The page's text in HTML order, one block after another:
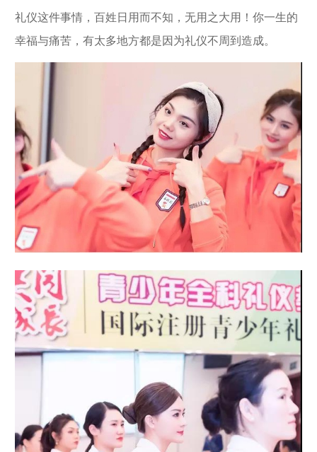
礼仪这件事情，百姓日用而不知，无用之大用！你一生的
幸福与痛苦，有太多地方都是因为礼仪不周到造成。